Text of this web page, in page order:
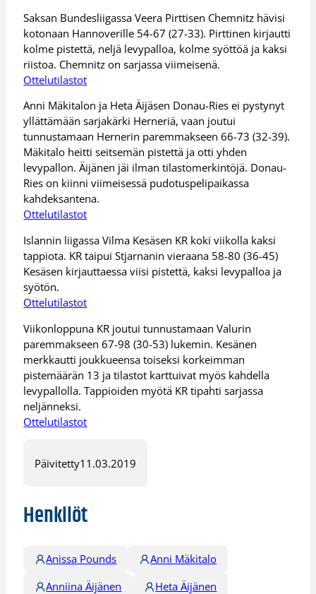
Saksan Bundesliigassa Veera Pirttisen Chemnitz hävisi
kotonaan Hannoverille 54-67 (27-33). Pirttinen kirjautti
kolme pistettä, neljä levypalloa, kolme syöttöä ja kaksi
riistoa. Chemnitz on sarjassa viimeisenä.
Ottelutilastot
Anni Mäkitalon ja Heta Äijäsen Donau-Ries ei pystynyt
yllättämään sarjakärki Herneriä, vaan joutui
tunnustamaan Hernerin paremmakseen 66-73 (32-39).
Mäkitalo heitti seitsemän pistettä ja otti yhden
levypallon. Äijänen jäi ilman tilastomerkintöjä. Donau-
Ries on kiinni viimeisessä pudotuspelipaikassa
kahdeksantena.
Ottelutilastot
Islannin liigassa Vilma Kesäsen KR koki viikolla kaksi
tappiota. KR taipui Stjarnanin vieraana 58-80 (36-45)
Kesäsen kirjauttaessa viisi pistettä, kaksi levypalloa ja
syötön.
Ottelutilastot
Viikonloppuna KR joutui tunnustamaan Valurin
paremmakseen 67-98 (30-53) lukemin. Kesänen
merkkautti joukkueensa toiseksi korkeimman
pistemäärän 13 ja tilastot karttuivat myös kahdella
levypallolla. Tappioiden myötä KR tipahti sarjassa
neljänneksi.
Ottelutilastot
Päivitetty11.03.2019
Henkilöt
Anissa Pounds
Anni Mäkitalo
Anniina Äijänen
Heta Äijänen